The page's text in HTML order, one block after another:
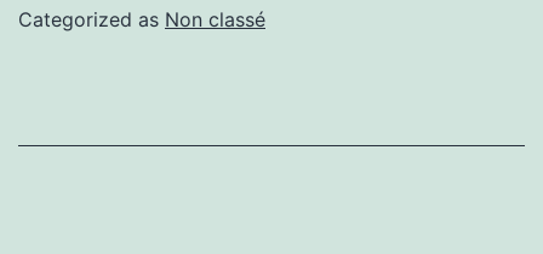
Categorized as Non classé